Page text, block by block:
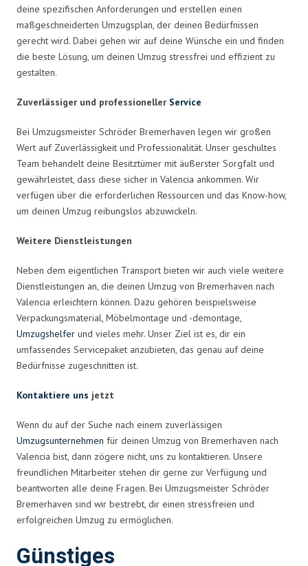
deine spezifischen Anforderungen und erstellen einen
maßgeschneiderten Umzugsplan, der deinen Bedürfnissen
gerecht wird. Dabei gehen wir auf deine Wünsche ein und finden
die beste Lösung, um deinen Umzug stressfrei und effizient zu
gestalten.
Zuverlässiger und professioneller Service
Bei Umzugsmeister Schröder Bremerhaven legen wir großen
Wert auf Zuverlässigkeit und Professionalität. Unser geschultes
Team behandelt deine Besitztümer mit äußerster Sorgfalt und
gewährleistet, dass diese sicher in Valencia ankommen. Wir
verfügen über die erforderlichen Ressourcen und das Know-how,
um deinen Umzug reibungslos abzuwickeln.
Weitere Dienstleistungen
Neben dem eigentlichen Transport bieten wir auch viele weitere
Dienstleistungen an, die deinen Umzug von Bremerhaven nach
Valencia erleichtern können. Dazu gehören beispielsweise
Verpackungsmaterial, Möbelmontage und -demontage,
Umzugshelfer und vieles mehr. Unser Ziel ist es, dir ein
umfassendes Servicepaket anzubieten, das genau auf deine
Bedürfnisse zugeschnitten ist.
Kontaktiere uns jetzt
Wenn du auf der Suche nach einem zuverlässigen
Umzugsunternehmen für deinen Umzug von Bremerhaven nach
Valencia bist, dann zögere nicht, uns zu kontaktieren. Unsere
freundlichen Mitarbeiter stehen dir gerne zur Verfügung und
beantworten alle deine Fragen. Bei Umzugsmeister Schröder
Bremerhaven sind wir bestrebt, dir einen stressfreien und
erfolgreichen Umzug zu ermöglichen.
Günstiges